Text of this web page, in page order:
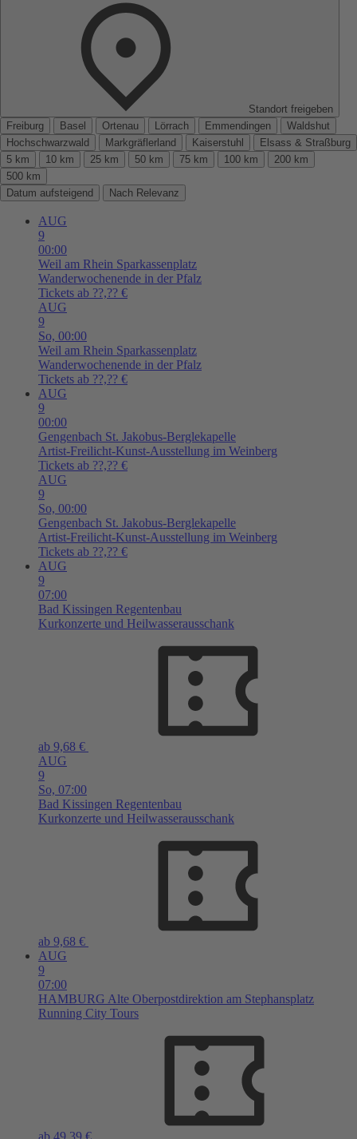
Standort freigeben
Freiburg
Basel Ortenau Lörrach Emmendingen
Waldshut
Hochschwarzwald
Markgräflerland Kaiserstuhl
Elsass & Straßburg
5 km
10 km 25 km 50 km 75 km 100 km
200 km
500 km
Datum aufsteigend
Nach Relevanz
AUG
9
00:00
Weil am Rhein Sparkassenplatz
Wanderwochenende in der Pfalz
Tickets ab ??,?? €
AUG
9
So, 00:00
Weil am Rhein Sparkassenplatz
Wanderwochenende in der Pfalz
Tickets ab ??,?? €
AUG
9
00:00
Gengenbach St. Jakobus-Berglekapelle
Artist-Freilicht-Kunst-Ausstellung im Weinberg
Tickets ab ??,?? €
AUG
9
So, 00:00
Gengenbach St. Jakobus-Berglekapelle
Artist-Freilicht-Kunst-Ausstellung im Weinberg
Tickets ab ??,?? €
AUG
9
07:00
Bad Kissingen Regentenbau
Kurkonzerte und Heilwasserausschank
ab 9,68 €
AUG
9
So, 07:00
Bad Kissingen Regentenbau
Kurkonzerte und Heilwasserausschank
ab 9,68 €
AUG
9
07:00
HAMBURG Alte Oberpostdirektion am Stephansplatz
Running City Tours
ab 49,39 €